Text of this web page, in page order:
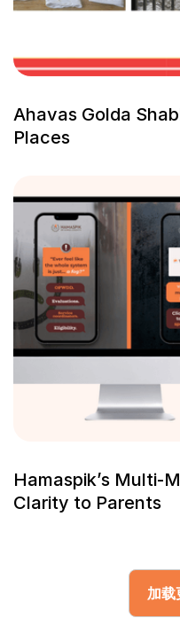
Ahavas Golda
Places
Hamaspik’s Multi-
Clarity to Parents
加载